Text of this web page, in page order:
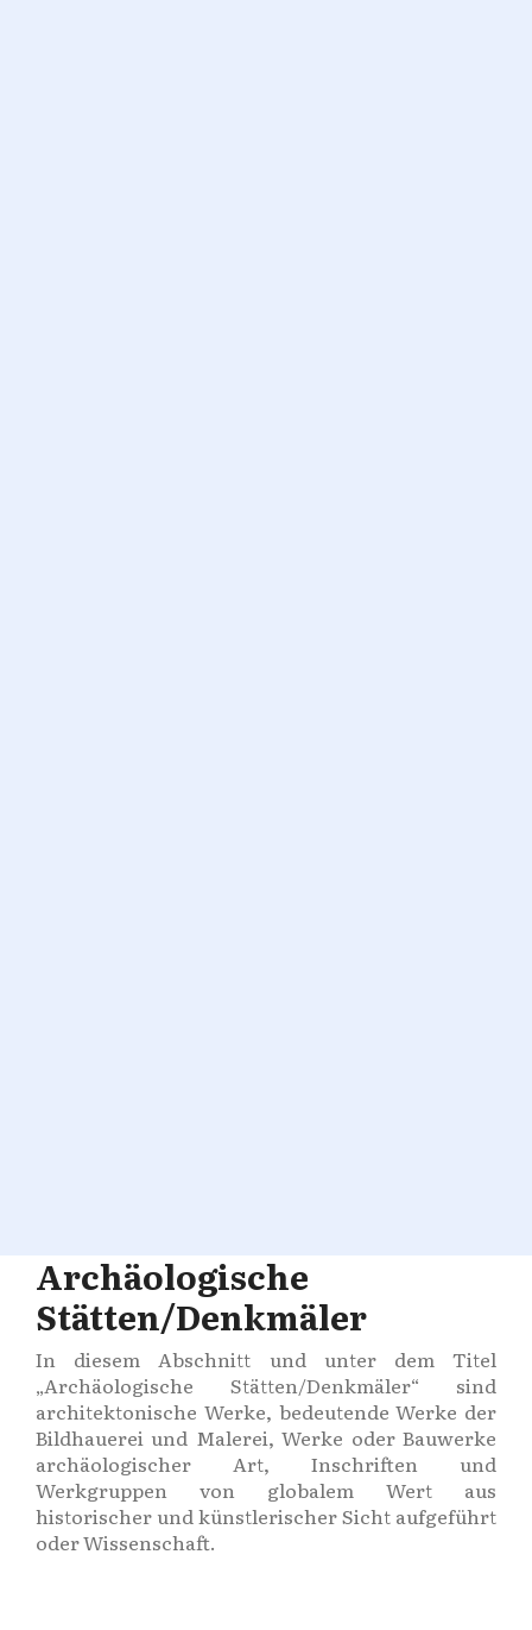
Archäologische
Stätten/Denkmäler
In diesem Abschnitt und unter dem Titel
„Archäologische Stätten/Denkmäler“ sind
architektonische Werke, bedeutende Werke der
Bildhauerei und Malerei, Werke oder Bauwerke
archäologischer Art, Inschriften und
Werkgruppen von globalem Wert aus
historischer und künstlerischer Sicht aufgeführt
oder Wissenschaft.